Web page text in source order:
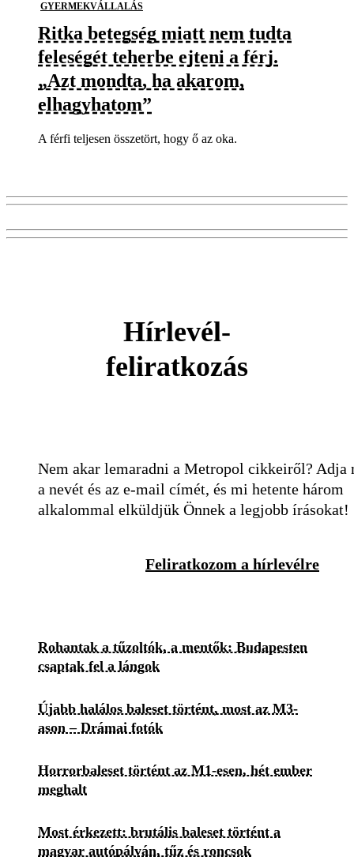
GYERMEKVÁLLALÁS
Ritka betegség miatt nem tudta
feleségét teherbe ejteni a férj.
„Azt mondta, ha akarom,
elhagyhatom”
A férfi teljesen összetört, hogy ő az oka.
Hírlevél-
feliratkozás
Nem akar lemaradni a Metropol cikkeiről? Adja
a nevét és az e-mail címét, és mi hetente három
alkalommal elküldjük Önnek a legjobb írásokat!
Feliratkozom a hírlevélre
Rohantak a tűzoltók, a mentők: Budapesten
csaptak fel a lángok
Újabb halálos baleset történt, most az M3-
ason – Drámai fotók
Horrorbaleset történt az M1-esen, hét ember
meghalt
Most érkezett: brutális baleset történt a
magyar autópályán, tűz és roncsok